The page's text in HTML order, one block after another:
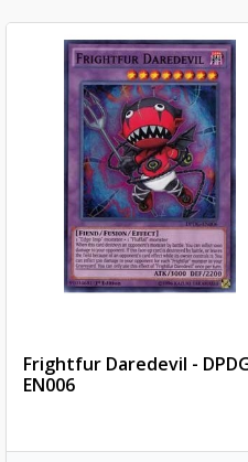
Frightfur Daredevil -
EN006